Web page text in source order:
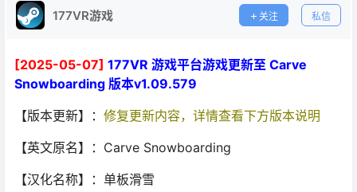
177VR游戏 关注 私信
[2025-05-07] 177VR 游戏平台游戏更新至 Carve
Snowboarding 版本v1.09.579
【版本更新】： 修复更新内容，详情查看下方版本说明
【英文原名】：Carve Snowboarding
【汉化名称】：单板滑雪